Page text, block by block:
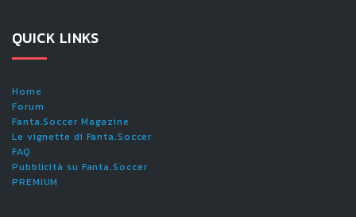
QUICK LINKS
Home
Forum
Fanta.Soccer Magazine
Le vignette di Fanta.Soccer
FAQ
Pubblicità su Fanta.Soccer
PREMIUM